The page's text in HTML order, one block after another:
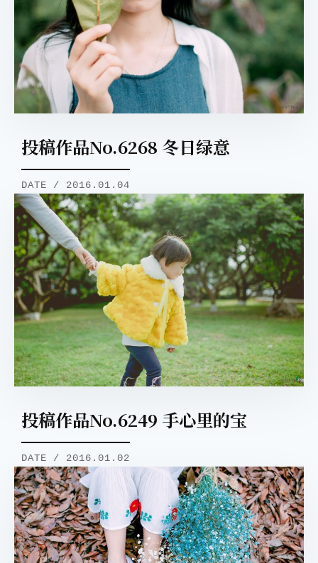
投稿作品No.6268 冬日绿意
DATE / 2016.01.04
投稿作品No.6249 手心里的宝
DATE / 2016.01.02